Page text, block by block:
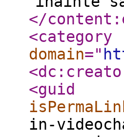
</
<category
domain="
<guid
in-